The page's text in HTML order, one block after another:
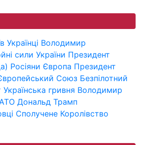
Українці Володимир
сили України Президент
Росіяни Європа Президент
Союз Безпілотний
Українська гривня Володимир
Дональд Трамп
Сполучене Королівство